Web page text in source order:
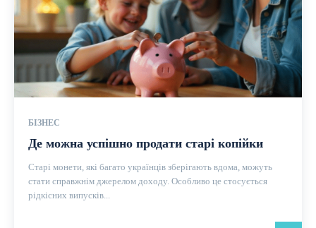
БІЗНЕС
Де можна успішно продати старі копійки
Старі монети, які багато українців зберігають вдома, можуть
стати справжнім джерелом доходу. Особливо це стосується
рідкісних випусків...